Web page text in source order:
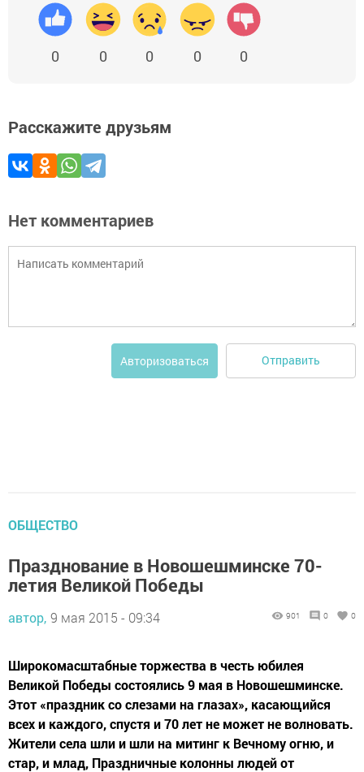
0 0 0 0 0
Расскажите друзьям
Нет комментариев
Авторизоваться Отправить
ОБЩЕСТВО
Празднование в Новошешминске 70-
летия Великой Победы
автор, 9 мая 2015 - 09:34 901 0 0
Широкомасштабные торжества в честь юбилея
Великой Победы состоялись 9 мая в Новошешминске.
Этот «праздник со слезами на глазах», касающийся
всех и каждого, спустя и 70 лет не может не волновать.
Жители села шли и шли на митинг к Вечному огню, и
стар, и млад, Праздничные колонны людей от